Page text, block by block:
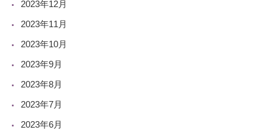
2023年12月
2023年11月
2023年10月
2023年9月
2023年8月
2023年7月
2023年6月